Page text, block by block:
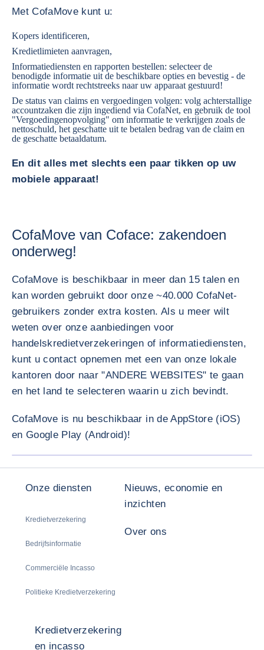
Met CofaMove kunt u:
Kopers identificeren,
Kredietlimieten aanvragen,
Informatiediensten en rapporten bestellen: selecteer de
benodigde informatie uit de beschikbare opties en bevestig - de
informatie wordt rechtstreeks naar uw apparaat gestuurd!
De status van claims en vergoedingen volgen: volg achterstallige
accountzaken die zijn ingediend via CofaNet, en gebruik de tool
"Vergoedingenopvolging" om informatie te verkrijgen zoals de
nettoschuld, het geschatte uit te betalen bedrag van de claim en
de geschatte betaaldatum.
En dit alles met slechts een paar tikken op uw
mobiele apparaat!
CofaMove van Coface: zakendoen
onderweg!
CofaMove is beschikbaar in meer dan 15 talen en
kan worden gebruikt door onze ~40.000 CofaNet-
gebruikers zonder extra kosten. Als u meer wilt
weten over onze aanbiedingen voor
handelskredietverzekeringen of informatiediensten,
kunt u contact opnemen met een van onze lokale
kantoren door naar "ANDERE WEBSITES" te gaan
en het land te selecteren waarin u zich bevindt.
CofaMove is nu beschikbaar in de AppStore (iOS)
en Google Play (Android)!
Onze diensten
Kredietverzekering
Bedrijfsinformatie
Commerciële Incasso
Politieke Kredietverzekering
Nieuws, economie en
inzichten
Over ons
Kredietverzekering
en incasso